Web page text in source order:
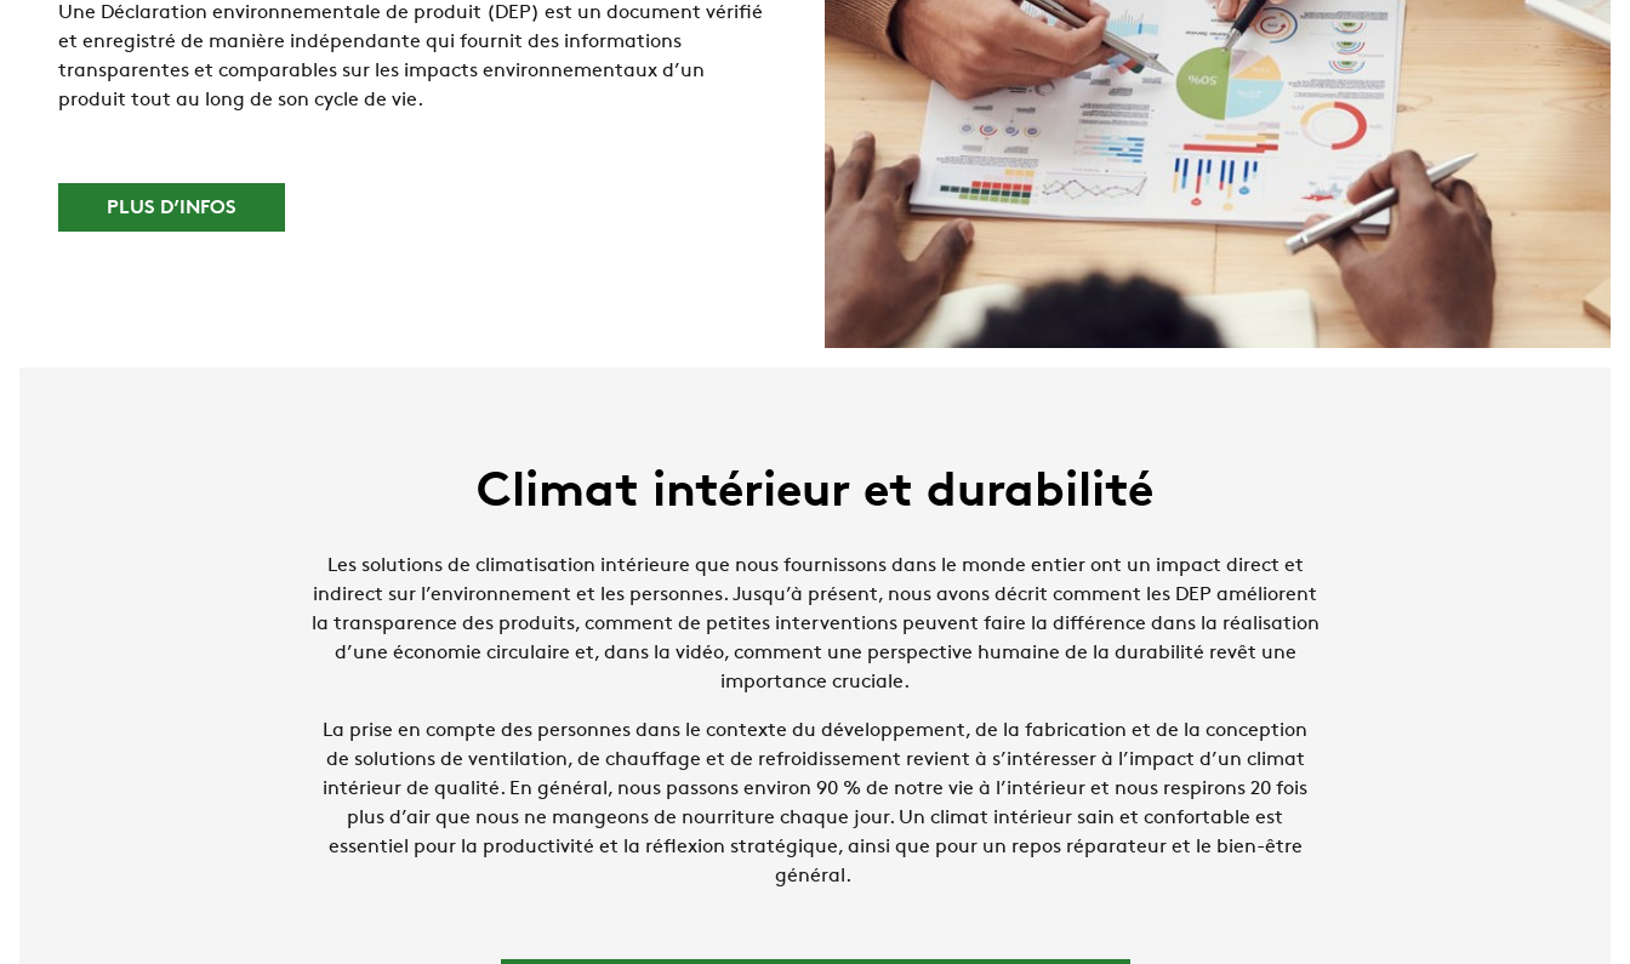
Une Déclaration environnementale de produit (DEP) est un document vérifié
et enregistré de manière indépendante qui fournit des informations
transparentes et comparables sur les impacts environnementaux d’un
produit tout au long de son cycle de vie.
PLUS D’INFOS
Climat intérieur et durabilité
Les solutions de climatisation intérieure que nous fournissons dans le monde entier ont un impact direct et
indirect sur l’environnement et les personnes. Jusqu’à présent, nous avons décrit comment les DEP améliorent
la transparence des produits, comment de petites interventions peuvent faire la différence dans la réalisation
d’une économie circulaire et, dans la vidéo, comment une perspective humaine de la durabilité revêt une
importance cruciale.
La prise en compte des personnes dans le contexte du développement, de la fabrication et de la conception
de solutions de ventilation, de chauffage et de refroidissement revient à s’intéresser à l’impact d’un climat
intérieur de qualité. En général, nous passons environ 90 % de notre vie à l’intérieur et nous respirons 20 fois
plus d’air que nous ne mangeons de nourriture chaque jour. Un climat intérieur sain et confortable est
essentiel pour la productivité et la réflexion stratégique, ainsi que pour un repos réparateur et le bien-être
général.